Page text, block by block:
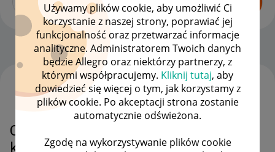
Używamy plików cookie, aby umożliwić Ci
korzystanie z naszej strony, poprawiać jej
funkcjonalność oraz przetwarzać informacje
analityczne. Administratorem Twoich danych
będzie Allegro oraz niektórzy partnerzy, z
którymi współpracujemy. Kliknij tutaj, aby
dowiedzieć się więcej o tym, jak korzystamy z
plików cookie. Po akceptacji strona zostanie
automatycznie odświeżona.
Zgodę na wykorzystywanie plików cookie
Dyskusje kupujących OPCJE
Czy mozna odzyskać dostęp do
konta
WSZYSTKIE TEMATY